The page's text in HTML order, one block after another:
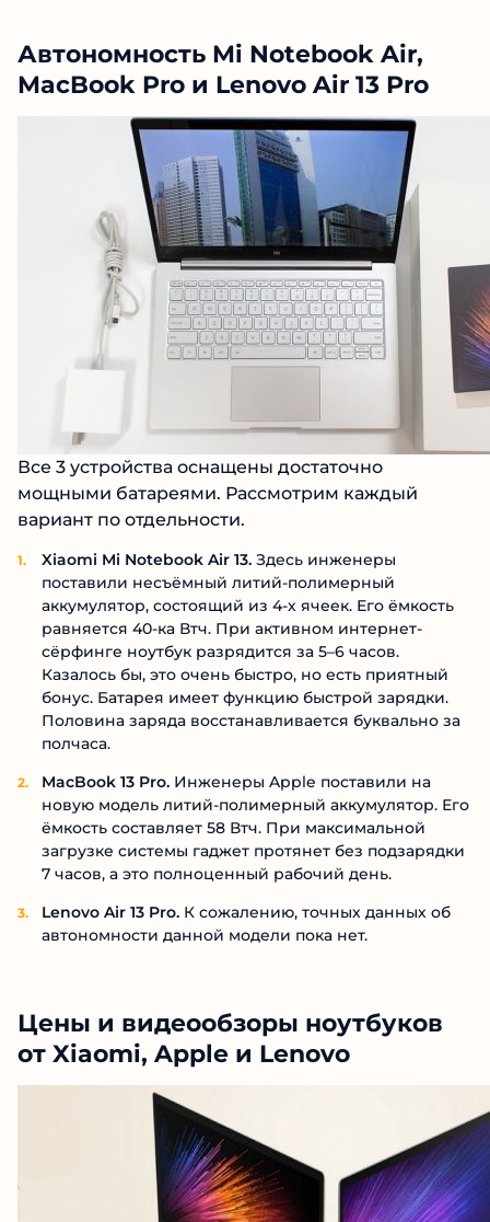
Автономность Mi Notebook Air,
MacBook Pro и Lenovo Air 13 Pro
Все 3 устройства оснащены достаточно
мощными батареями. Рассмотрим каждый
вариант по отдельности.
Xiaomi Mi Notebook Air 13. Здесь инженеры
поставили несъёмный литий-полимерный
аккумулятор, состоящий из 4-х ячеек. Его ёмкость
равняется 40-ка Втч. При активном интернет-
сёрфинге ноутбук разрядится за 5–6 часов.
Казалось бы, это очень быстро, но есть приятный
бонус. Батарея имеет функцию быстрой зарядки.
Половина заряда восстанавливается буквально за
полчаса.
MacBook 13 Pro. Инженеры Apple поставили на
новую модель литий-полимерный аккумулятор. Его
ёмкость составляет 58 Втч. При максимальной
загрузке системы гаджет протянет без подзарядки
7 часов, а это полноценный рабочий день.
Lenovo Air 13 Pro. К сожалению, точных данных об
автономности данной модели пока нет.
Цены и видеообзоры ноутбуков
от Xiaomi, Apple и Lenovo